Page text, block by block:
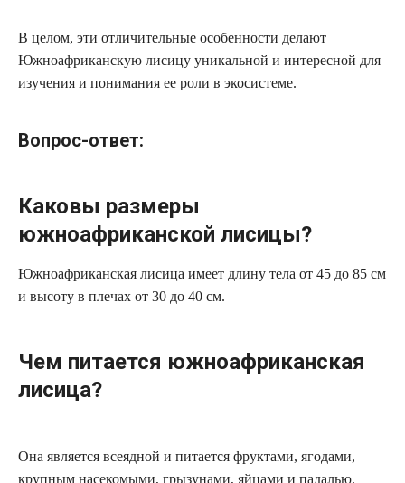
В целом, эти отличительные особенности делают
Южноафриканскую лисицу уникальной и интересной для
изучения и понимания ее роли в экосистеме.
Вопрос-ответ:
Каковы размеры
южноафриканской лисицы?
Южноафриканская лисица имеет длину тела от 45 до 85 см
и высоту в плечах от 30 до 40 см.
Чем питается южноафриканская
лисица?
Она является всеядной и питается фруктами, ягодами,
крупным насекомыми, грызунами, яйцами и падалью.